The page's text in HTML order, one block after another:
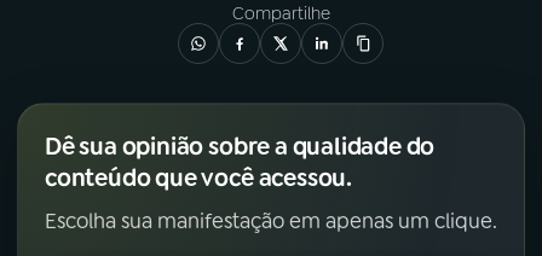
Compartilhe
Dê sua opinião sobre a qualidade do
conteúdo que você acessou.
Escolha sua manifestação em apenas um clique.